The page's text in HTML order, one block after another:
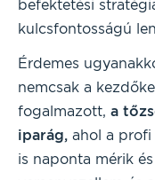
befektetési
kulcsfontosságú
Érdemes
nemcsak a
fogalmazott, a
iparág, ahol a
is naponta mérik